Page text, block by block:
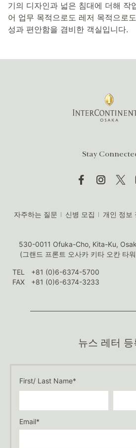
기의 디자인과 넓은 침대에 더해 작
어 업무 목적으로도 레저 목적으로
성과 편안함을 겸비한 객실입니다.
Stay
자주하는 질문 신병 모집 개인 정보
530-0011 Ofuka-Cho, Kita-Ku,
(그랜드 프론트 오사카 키타 오칸 타
TEL
+81 (0)6-6374-5700
FAX
+81 (0)6-6374-3233
뉴스 레터 등
First/ Last Name*
Email*